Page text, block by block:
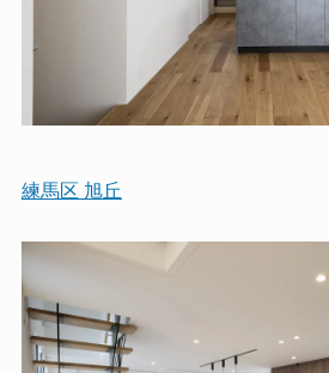
練馬区 旭丘